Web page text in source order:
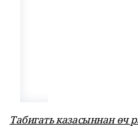
Табигать казасыннан өч